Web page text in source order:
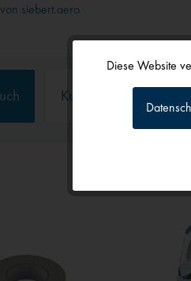
siebert.aero
Kunden haben sich
Tracking
Diese Website